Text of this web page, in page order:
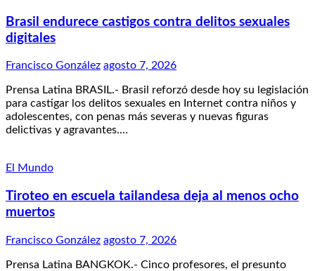
Brasil endurece castigos contra delitos sexuales
digitales
Francisco González agosto 7, 2026
Prensa Latina BRASIL.- Brasil reforzó desde hoy su legislación
para castigar los delitos sexuales en Internet contra niños y
adolescentes, con penas más severas y nuevas figuras
delictivas y agravantes.…
El Mundo
Tiroteo en escuela tailandesa deja al menos ocho
muertos
Francisco González agosto 7, 2026
Prensa Latina BANGKOK.- Cinco profesores, el presunto